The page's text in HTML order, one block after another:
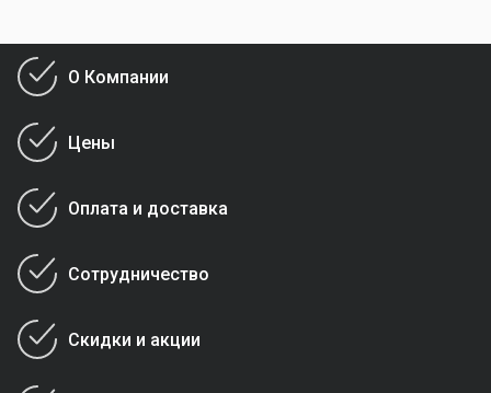
О Компании
Цены
Оплата и доставка
Сотрудничество
Скидки и акции